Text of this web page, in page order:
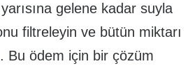
gelene kadar suyla
filtreleyin ve bütün miktarı
Bu ödem için bir çözüm